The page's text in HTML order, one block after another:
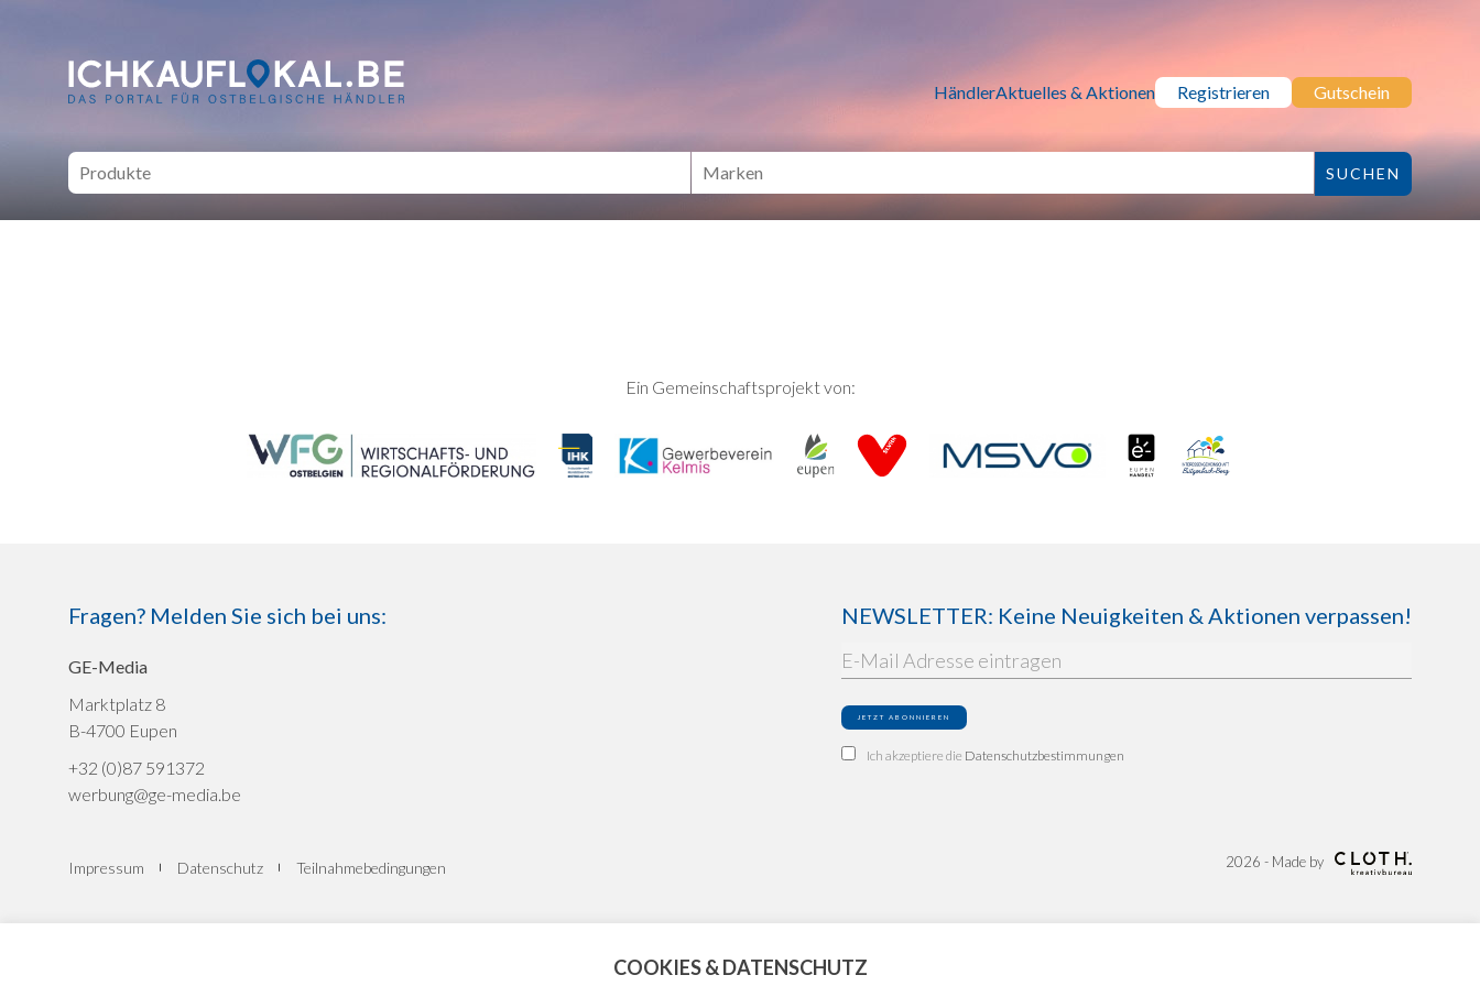
ich kauf lokal - Bei lokalen Händlern online Shoppen HändlerAktuelles & Aktionen Registrieren Gutschein
Ein Gemeinschaftsprojekt von:
Fragen? Melden Sie sich bei uns:
GE-Media
Marktplatz 8
B-4700 Eupen
+32 (0)87 591372
werbung@ge-media.be
NEWSLETTER: Keine Neuigkeiten & Aktionen verpassen!
Ich akzeptiere die Datenschutzbestimmungen
Impressum Datenschutz Teilnahmebedingungen 2026 - Made by
COOKIES & DATENSCHUTZ